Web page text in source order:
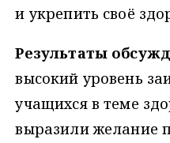
и укрепить своё
Результаты
высокий уровень
учащихся в теме
выразили желание